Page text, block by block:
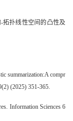
扑线性空间的凸性及
summarization:A compr
(2025) 351-365.
Information Sciences 6